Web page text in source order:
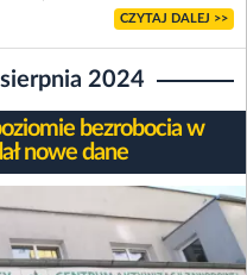
CZYTAJ DALEJ >>
2024
bezrobocia w
nowe dane